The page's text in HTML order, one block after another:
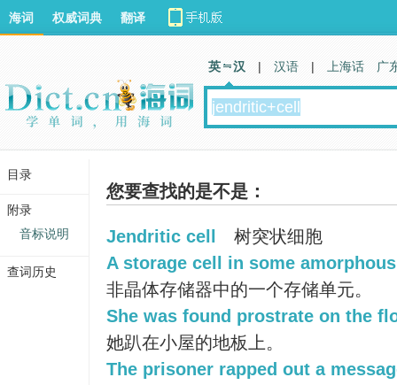
您要查找的是不是：
Jendritic cell
树突状细胞
A storage cell in some
非晶体存储器中的一个存储单元。
She was found prostrate on the
她趴在小屋的地板上。
The prisoner rapped out a
海词 权威词典 翻译
英 汉 | 汉语 | 上海话 广
目录
附录
音标说明
查词历史